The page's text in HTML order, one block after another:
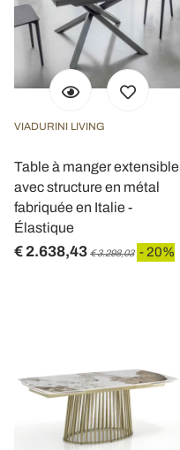
VIADURINI LIVING
Table à manger extensible
avec structure en métal
fabriquée en Italie -
Élastique
€ 2.638,43 € 3.298,03 - 20%